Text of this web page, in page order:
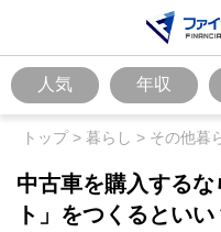
人気 年収
トップ> 暮らし > その他暮
中古車を購入する
ト」をつくるとい